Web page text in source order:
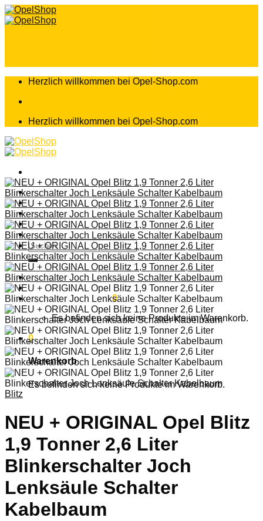
Zum
Inhalt
Herzlich willkommen bei Opel-Shop.com
Herzlich willkommen bei Opel-Shop.com
Home
Shop
Teileanfrage
Teileliste
Suchen
nach:
Anmelden
Warenkorb /0,00€ 0
Es befinden sich keine Produkte im Warenkorb.
0
Warenkorb
Es befinden sich keine Produkte im Warenkorb.
Blitz
NEU + ORIGINAL Opel Blitz
1,9 Tonner 2,6 Liter
Blinkerschalter Joch
Lenksäule Schalter
Kabelbaum